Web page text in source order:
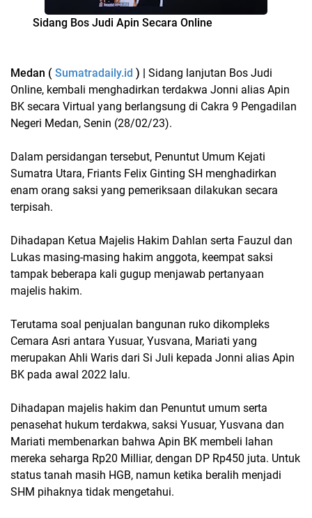
Sidang Bos Judi Apin Secara Online
Medan ( Sumatradaily.id ) | Sidang lanjutan Bos Judi
Online, kembali menghadirkan terdakwa Jonni alias Apin
BK secara Virtual yang berlangsung di Cakra 9 Pengadilan
Negeri Medan, Senin (28/02/23).
Dalam persidangan tersebut, Penuntut Umum Kejati
Sumatra Utara, Friants Felix Ginting SH menghadirkan
enam orang saksi yang pemeriksaan dilakukan secara
terpisah.
Dihadapan Ketua Majelis Hakim Dahlan serta Fauzul dan
Lukas masing-masing hakim anggota, keempat saksi
tampak beberapa kali gugup menjawab pertanyaan
majelis hakim.
Terutama soal penjualan bangunan ruko dikompleks
Cemara Asri antara Yusuar, Yusvana, Mariati yang
merupakan Ahli Waris dari Si Juli kepada Jonni alias Apin
BK pada awal 2022 lalu.
Dihadapan majelis hakim dan Penuntut umum serta
penasehat hukum terdakwa, saksi Yusuar, Yusvana dan
Mariati membenarkan bahwa Apin BK membeli lahan
mereka seharga Rp20 Milliar, dengan DP Rp450 juta. Untuk
status tanah masih HGB, namun ketika beralih menjadi
SHM pihaknya tidak mengetahui.